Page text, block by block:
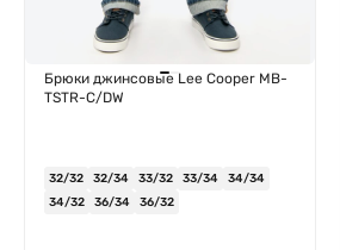
Брюки джинсовые Lee Cooper MB-
TSTR-C/DW
32/32 32/34 33/32 33/34
34/34
34/32
36/34 36/32